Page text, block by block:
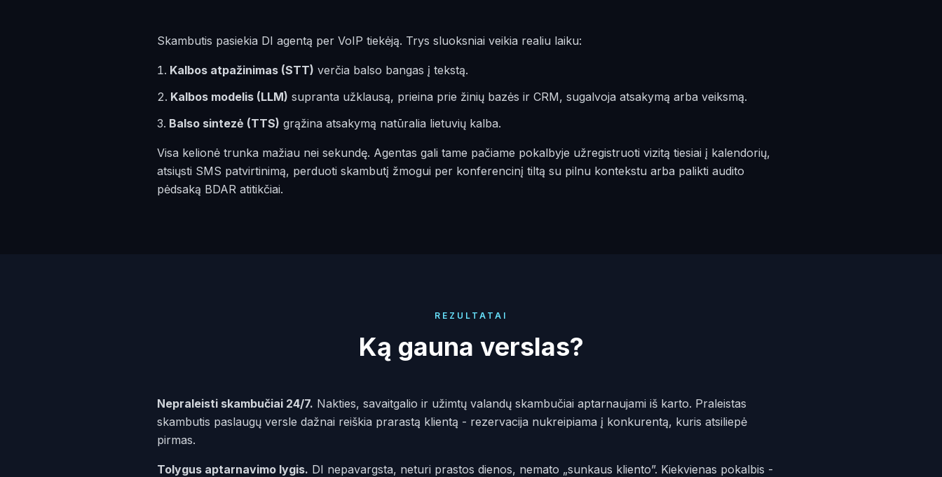
Skambutis pasiekia DI agentą per VoIP tiekėją. Trys sluoksniai veikia realiu laiku:
Kalbos atpažinimas (STT) verčia balso bangas į tekstą.
Kalbos modelis (LLM) supranta užklausą, prieina prie žinių bazės ir CRM, sugalvoja atsakymą arba veiksmą.
Balso sintezė (TTS) grąžina atsakymą natūralia lietuvių kalba.
Visa kelionė trunka mažiau nei sekundę. Agentas gali tame pačiame pokalbyje užregistruoti vizitą tiesiai į kalendorių,
atsiųsti SMS patvirtinimą, perduoti skambutį žmogui per konferencinį tiltą su pilnu kontekstu arba palikti audito
pėdsaką BDAR atitikčiai.
REZULTATAI
Ką gauna verslas?
Nepraleisti skambučiai 24/7. Nakties, savaitgalio ir užimtų valandų skambučiai aptarnaujami iš karto. Praleistas
skambutis paslaugų versle dažnai reiškia prarastą klientą - rezervacija nukreipiama į konkurentą, kuris atsiliepė
pirmas.
Tolygus aptarnavimo lygis. DI nepavargsta, neturi prastos dienos, nemato „sunkaus kliento”. Kiekvienas pokalbis -